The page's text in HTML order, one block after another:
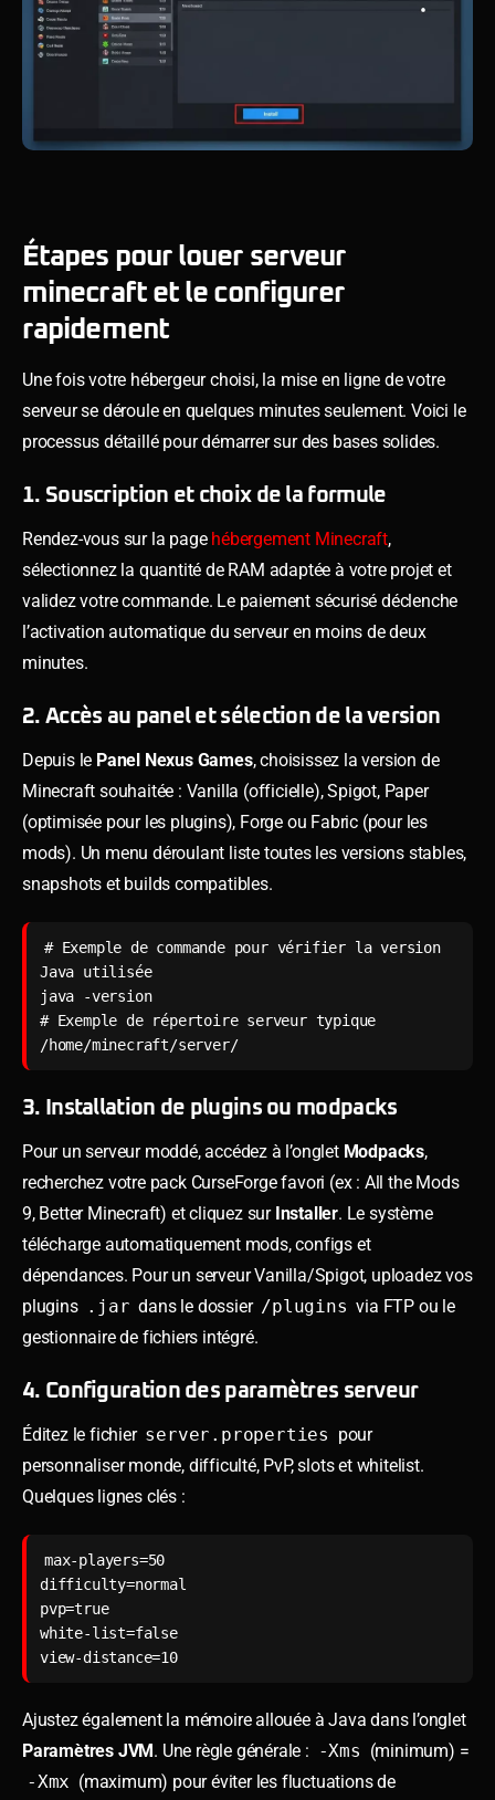
Étapes pour louer serveur
minecraft et le configurer
rapidement
Une fois votre hébergeur choisi, la mise en ligne de votre
serveur se déroule en quelques minutes seulement. Voici le
processus détaillé pour démarrer sur des bases solides.
1. Souscription et choix de la formule
Rendez-vous sur la page hébergement Minecraft,
sélectionnez la quantité de RAM adaptée à votre projet et
validez votre commande. Le paiement sécurisé déclenche
l’activation automatique du serveur en moins de deux
minutes.
2. Accès au panel et sélection de la version
Depuis le Panel Nexus Games, choisissez la version de
Minecraft souhaitée : Vanilla (officielle), Spigot, Paper
(optimisée pour les plugins), Forge ou Fabric (pour les
mods). Un menu déroulant liste toutes les versions stables,
snapshots et builds compatibles.
# Exemple de commande pour vérifier la version
Java utilisée
java -version
# Exemple de répertoire serveur typique
/home/minecraft/server/
3. Installation de plugins ou modpacks
Pour un serveur moddé, accédez à l’onglet Modpacks,
recherchez votre pack CurseForge favori (ex : All the Mods
9, Better Minecraft) et cliquez sur Installer. Le système
télécharge automatiquement mods, configs et
dépendances. Pour un serveur Vanilla/Spigot, uploadez vos
plugins .jar dans le dossier /plugins via FTP ou le
gestionnaire de fichiers intégré.
4. Configuration des paramètres serveur
Éditez le fichier server.properties pour
personnaliser monde, difficulté, PvP, slots et whitelist.
Quelques lignes clés :
max-players=50
difficulty=normal
pvp=true
white-list=false
view-distance=10
Ajustez également la mémoire allouée à Java dans l’onglet
Paramètres JVM. Une règle générale : -Xms (minimum) =
-Xmx (maximum) pour éviter les fluctuations de